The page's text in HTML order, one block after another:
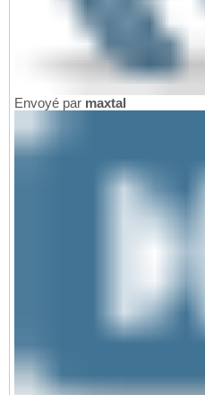
Envoyé par maxtal